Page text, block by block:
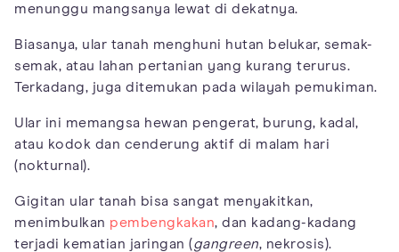
menunggu mangsanya lewat di dekatnya.
Biasanya, ular tanah menghuni hutan belukar, semak-
semak, atau lahan pertanian yang kurang terurus.
Terkadang, juga ditemukan pada wilayah pemukiman.
Ular ini memangsa hewan pengerat, burung, kadal,
atau kodok dan cenderung aktif di malam hari
(nokturnal).
Gigitan ular tanah bisa sangat menyakitkan,
menimbulkan pembengkakan, dan kadang-kadang
terjadi kematian jaringan (gangreen, nekrosis).